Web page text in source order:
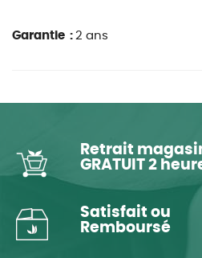
Garantie : 2 ans
Retrait
GRATUIT 2
Satisfait ou
Remboursé